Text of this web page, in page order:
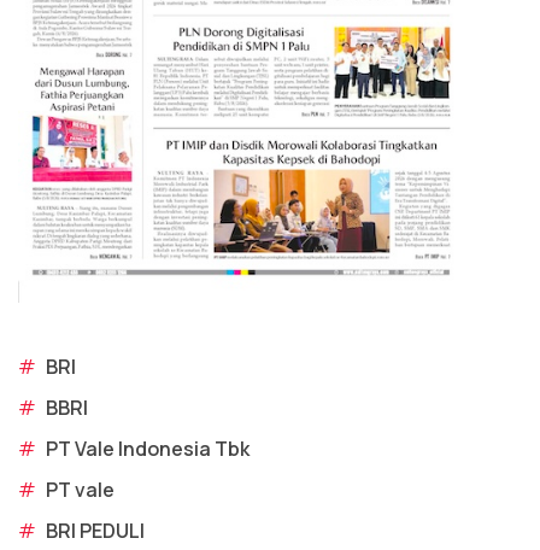
# BRI
# BBRI
# PT Vale Indonesia Tbk
# PT vale
# BRI PEDULI